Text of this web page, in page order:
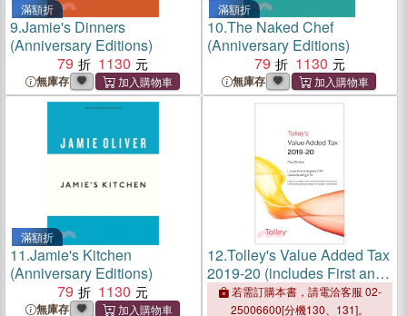
滿額折
9.Jamie's Dinners
(Anniversary Editions)
79
1130
無庫存
滿額折
10.The Naked Chef
(Anniversary Editions)
79
1130
無庫存
滿額折
11.Jamie's Kitchen
(Anniversary Editions)
79
1130
無庫存
12.Tolley's Value Added Tax
2019-20 (includes First and
Second editions)：(includes
First and Second editions)
若需訂購本書，請電洽客服 02-
25006600[分機130、131]。